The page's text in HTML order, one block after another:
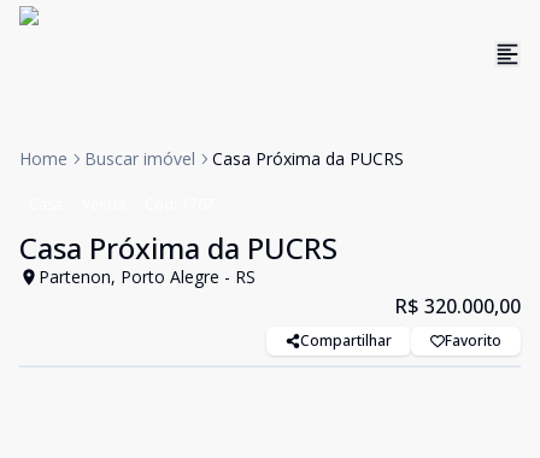
Home Buscar imóvel Casa Próxima da PUCRS
Casa Próxima da PUCRS
Partenon, Porto Alegre - RS
R$ 320.000,00
Compartilhar Favorito